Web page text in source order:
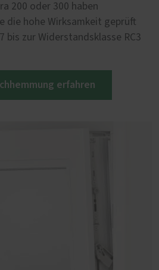
200 oder 300 haben
die hohe Wirksamkeit geprüft
bis zur Widerstandsklasse RC3
erfahren